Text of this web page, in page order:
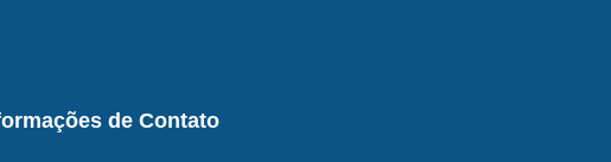
de Contato